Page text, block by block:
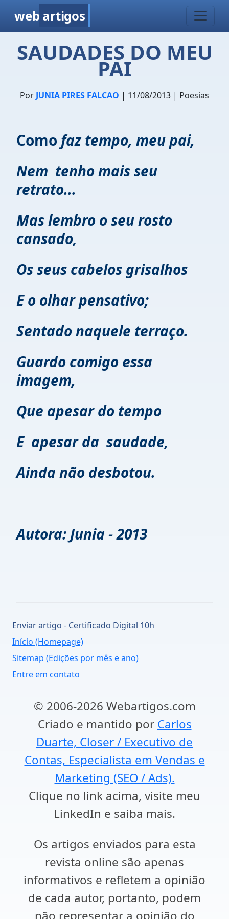
web artigos
SAUDADES DO MEU
PAI
Por JUNIA PIRES FALCAO | 11/08/2013 | Poesias
Como faz tempo, meu pai,
Nem tenho mais seu
retrato...
Mas lembro o seu rosto
cansado,
Os seus cabelos grisalhos
E o olhar pensativo;
Sentado naquele terraço.
Guardo comigo essa
imagem,
Que apesar do tempo
E apesar da saudade,
Ainda não desbotou.
Autora: Junia - 2013
Enviar artigo - Certificado Digital 10h
Início (Homepage)
Sitemap (Edições por mês e ano)
Entre em contato
© 2006-2026 Webartigos.com
Criado e mantido por Carlos
Duarte, Closer / Executivo de
Contas, Especialista em Vendas e
Marketing (SEO / Ads).
Clique no link acima, visite meu
LinkedIn e saiba mais.
Os artigos enviados para esta
revista online são apenas
informativos e refletem a opinião
de cada autor, portanto, podem
não representar a opinião do